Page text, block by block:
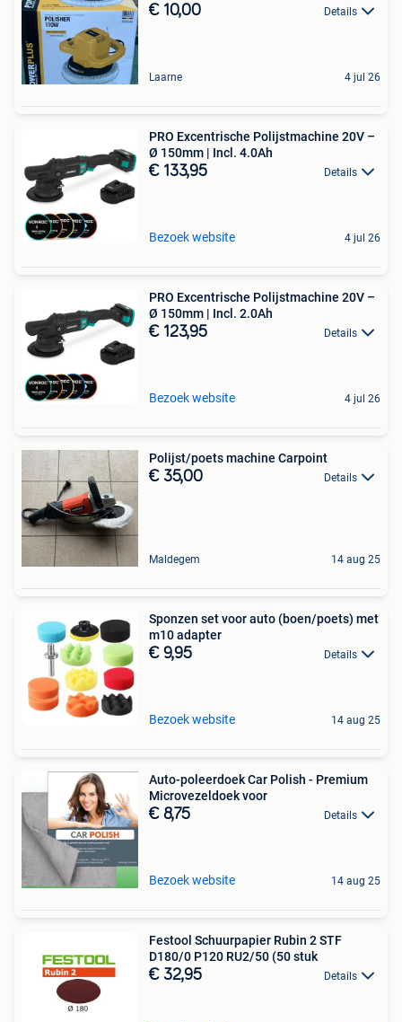
€ 10,00 Details
Laarne 4 jul 26
PRO Excentrische Polijstmachine 20V –
Ø 150mm | Incl. 4.0Ah
€ 133,95 Details
Bezoek website 4 jul 26
PRO Excentrische Polijstmachine 20V –
Ø 150mm | Incl. 2.0Ah
€ 123,95 Details
Bezoek website 4 jul 26
Polijst/poets machine Carpoint
€ 35,00 Details
Maldegem 14 aug 25
Sponzen set voor auto (boen/poets) met
m10 adapter
€ 9,95 Details
Bezoek website 14 aug 25
Auto-poleerdoek Car Polish - Premium
Microvezeldoek voor
€ 8,75 Details
Bezoek website 14 aug 25
Festool Schuurpapier Rubin 2 STF
D180/0 P120 RU2/50 (50 stuk
€ 32,95 Details